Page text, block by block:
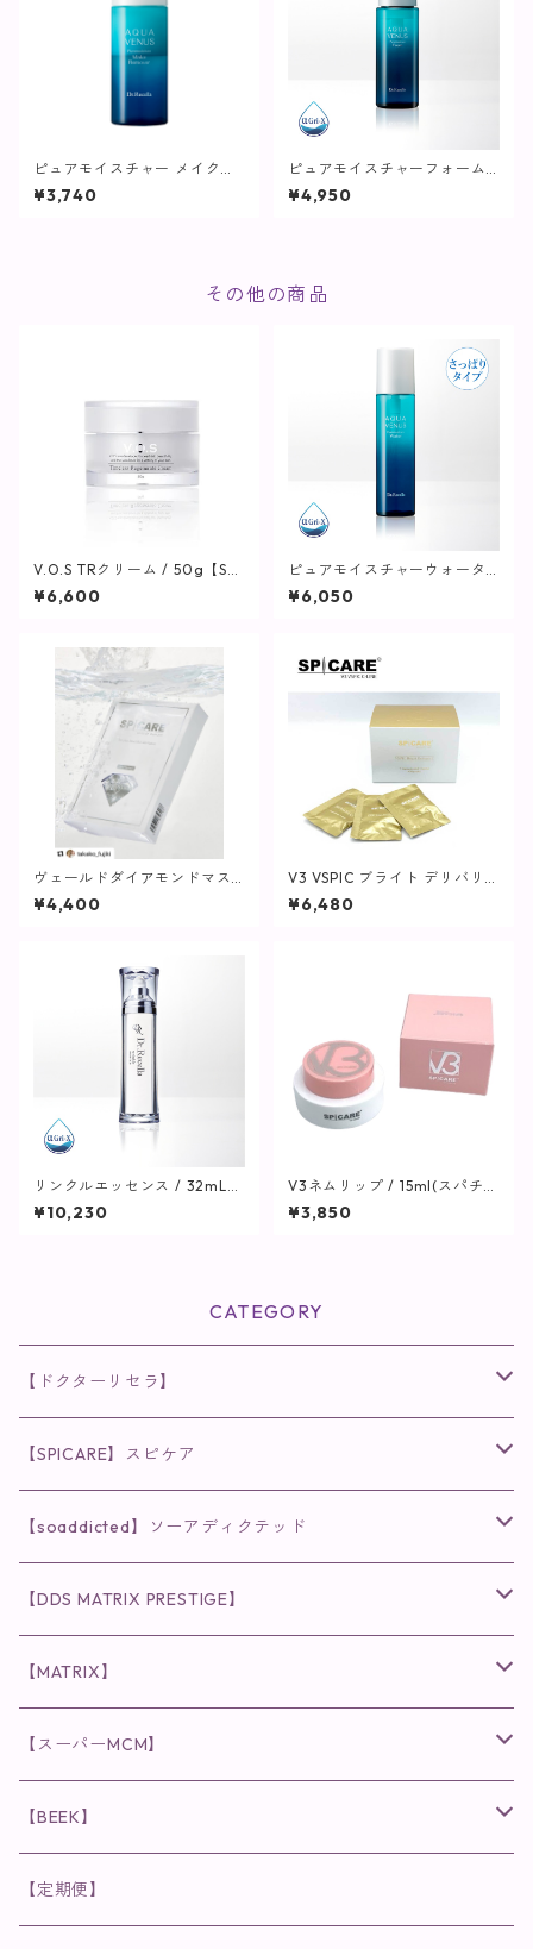
ピュアモイスチャー メイクリ
ムーバー / 80mL【リムーバ
ー】
¥3,740
ピュアモイスチャーフォーム /
200ｍL【洗顔】
¥4,950
その他の商品
V.O.S TRクリーム / 50g【SPI
CARE】
¥6,600
ピュアモイスチャーウォータ
ー / 150mL【化粧水/さっぱり
タイプ】
¥6,050
ヴェールドダイアモンドマス
ク【SPICARE】
¥4,400
V3 VSPIC ブライト デリバリ
ー C / 30包(1袋2粒)【SPICAR
E】
¥6,480
リンクルエッセンス / 32mLリ
フィル+専用ボトル【美容液】
¥10,230
V3ネムリップ / 15ml(スパチュ
ラ付)【SPICARE】
¥3,850
CATEGORY
【ドクターリセラ】
◉AQUA VENUS
クレンジング・洗顔
化粧水
パック・マスク
保湿ジェル・クリーム
◉VI PLANTE
リキッド
ディフェンサー
リップカラー
◉ナチュリスティーアクレス
クレンジング
洗顔
◉インナーケア
食品
粒タイプ
◉cocochia
ヘナカラー
ヘアファンデーション
◉美顔器
◉スペシャルケア
【SPICARE】スピケア
◉V3シリーズ
ファンデーション・ベース
クレンジング・洗顔
保湿ジェル・クリーム
◉V3 VSPIC C Line
クレンジング・洗顔
化粧水
◉スピケアシリーズ
◉V.O.Sシリーズ
クレンジング・洗顔
化粧水
◉メンズシリーズ
クレンジング・洗顔
◉MESシリーズ
【soaddicted】ソーアディクテッド
ラッシュアディクト
まつ毛用美容液
眉毛用美容液
リップアディクト
唇用美容液
ヘアアディクト
【DDS MATRIX PRESTIGE】
スキンケアシリーズ
美容液
【MATRIX】
スキンケアシリーズ
美容液
洗顔
【スーパーMCM】
インナーケア
【BEEK】
インナーケア
【定期便】